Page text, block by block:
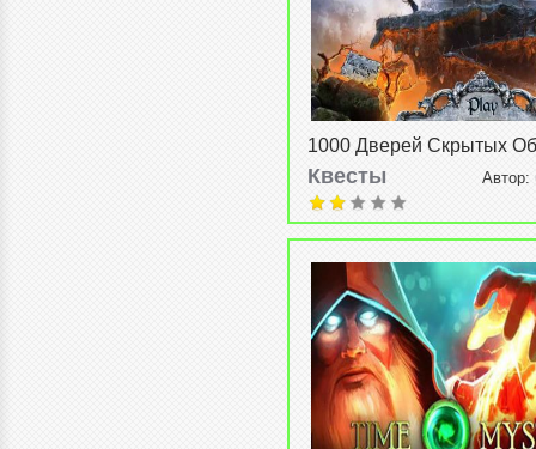
1000 Дверей Скрытых
(1000 Doors Hidden
Квесты Автор:
08-2015, 21:49